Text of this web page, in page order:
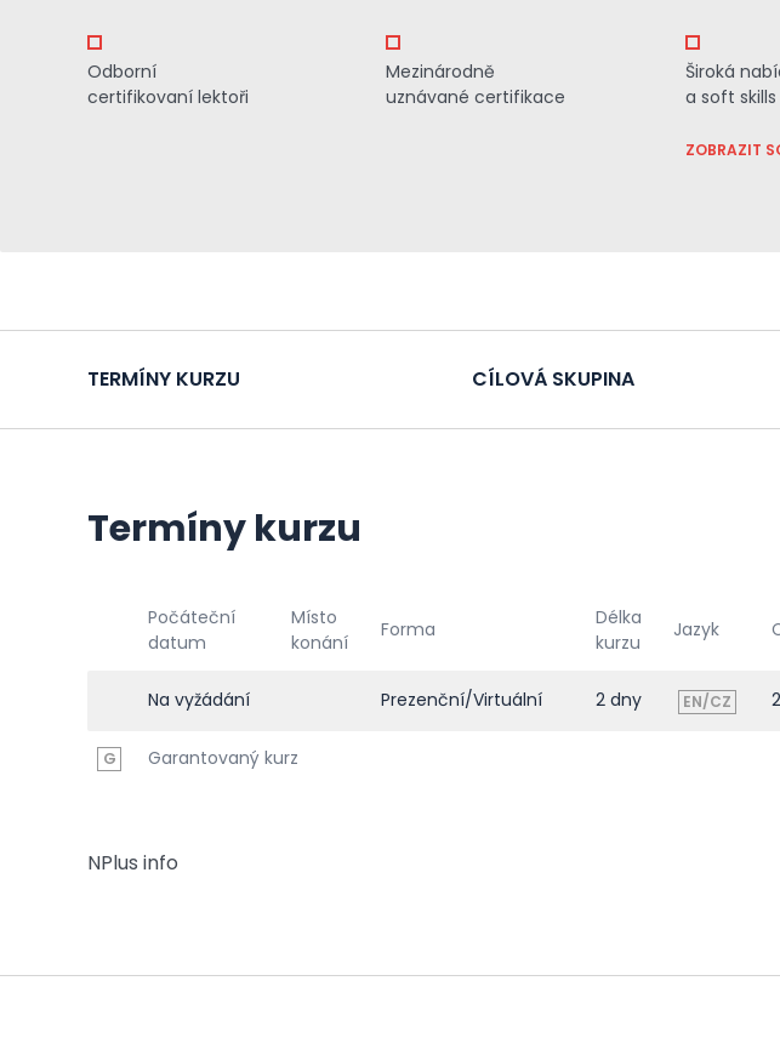
Odborní
certifikovaní lektoři
Mezinárodně
uznávané certifikace
Široká
a soft skills
ZOBRAZIT
TERMÍNY KURZU CÍLOVÁ SKUPINA
Termíny kurzu
Počáteční
datum
Místo
konání
Forma
Délka
kurzu
Jazyk
Na vyžádání Prezenční/Virtuální 2 dny EN/CZ
G Garantovaný kurz
NPlus info